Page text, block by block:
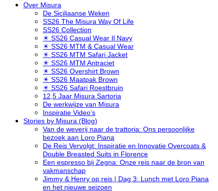
Over Misura
De Siciliaanse Weken
SS26 The Misura Way Of Life
SS26 Collection
☀ SS26 Casual Wear Il Navy
☀ SS26 MTM & Casual Wear
☀ SS26 MTM Safari Jacket
☀ SS26 MTM Antraciet
☀ SS26 Overshirt Brown
☀ SS26 Maatpak Brown
☀ SS26 Safari Roestbruin
12,5 Jaar Misura Sartoria
De werkwijze van Misura
Inspiratie Video’s
Stories by Misura (Blog)
Van de weverij naar de trattoria: Ons persoonlijke
bezoek aan Loro Piana
De Reis Vervolgt: Inspiratie en Innovatie Overcoats &
Double Breasted Suits in Florence
Een espresso bij Zegna: Onze reis naar de bron van
vakmanschap
Jimmy & Henry op reis | Dag 3: Lunch met Loro Piana
en het nieuwe seizoen